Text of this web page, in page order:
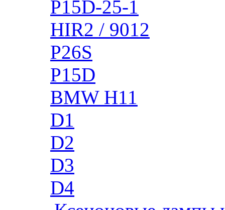
P15D-25-1
HIR2 / 9012
P26S
P15D
BMW H11
D1
D2
D3
D4